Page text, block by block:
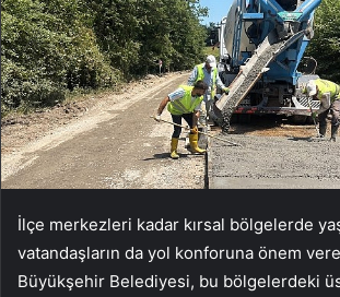
İlçe merkezleri kadar kırsal bölgelerde
vatandaşların da yol konforuna önem
Büyükşehir Belediyesi, bu bölgelerdeki